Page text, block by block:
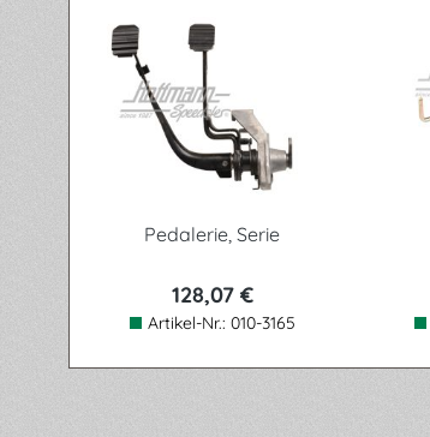
Pedalerie, Serie
128,07 €
Artikel-Nr.: 010-3165